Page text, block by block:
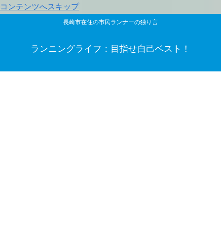
コンテンツへスキップ
長崎市在住の市民ランナーの独り言
ランニングライフ：目指せ自己ベスト！